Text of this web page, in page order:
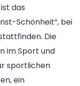
das
Schönheit“, bei
Die
im Sport und
sportlichen
ein